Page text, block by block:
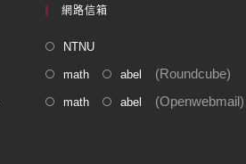
網路信箱
NTNU
math abel (Roundcube)
math abel (Openwebmail)